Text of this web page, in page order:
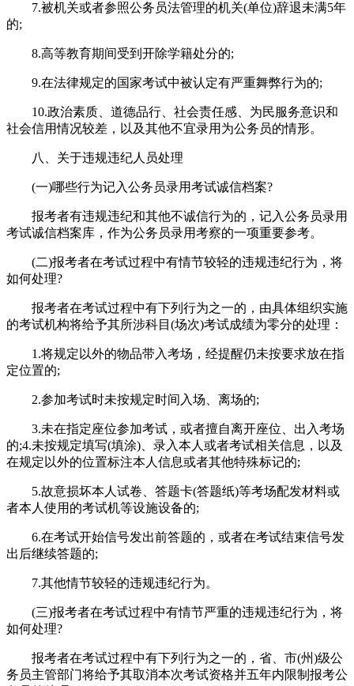
7.被机关或者参照公务员法管理的机关(单位)辞退未满5年
的;
8.高等教育期间受到开除学籍处分的;
9.在法律规定的国家考试中被认定有严重舞弊行为的;
10.政治素质、道德品行、社会责任感、为民服务意识和
社会信用情况较差，以及其他不宜录用为公务员的情形。
八、关于违规违纪人员处理
(一)哪些行为记入公务员录用考试诚信档案?
报考者有违规违纪和其他不诚信行为的，记入公务员录用
考试诚信档案库，作为公务员录用考察的一项重要参考。
(二)报考者在考试过程中有情节较轻的违规违纪行为，将
如何处理?
报考者在考试过程中有下列行为之一的，由具体组织实施
的考试机构将给予其所涉科目(场次)考试成绩为零分的处理：
1.将规定以外的物品带入考场，经提醒仍未按要求放在指
定位置的;
2.参加考试时未按规定时间入场、离场的;
3.未在指定座位参加考试，或者擅自离开座位、出入考场
的;4.未按规定填写(填涂)、录入本人或者考试相关信息，以及
在规定以外的位置标注本人信息或者其他特殊标记的;
5.故意损坏本人试卷、答题卡(答题纸)等考场配发材料或
者本人使用的考试机等设施设备的;
6.在考试开始信号发出前答题的，或者在考试结束信号发
出后继续答题的;
7.其他情节较轻的违规违纪行为。
(三)报考者在考试过程中有情节严重的违规违纪行为，将
如何处理?
报考者在考试过程中有下列行为之一的，省、市(州)级公
务员主管部门将给予其取消本次考试资格并五年内限制报考公